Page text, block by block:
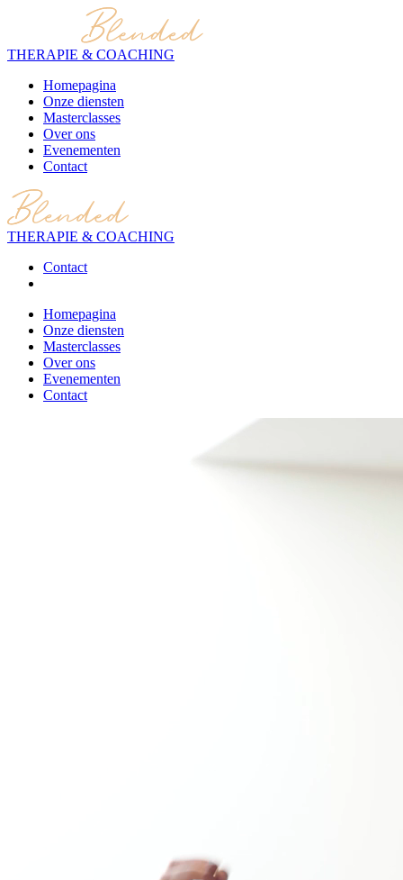
THERAPIE & COACHING
Homepagina
Onze diensten
Masterclasses
Over ons
Evenementen
Contact
THERAPIE & COACHING
Contact
Homepagina
Onze diensten
Masterclasses
Over ons
Evenementen
Contact